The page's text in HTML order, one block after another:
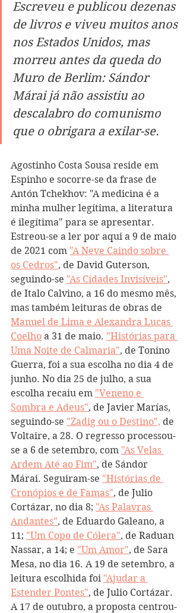
Escreveu e publicou dezenas
de livros e viveu muitos anos
nos Estados Unidos, mas
morreu antes da queda do
Muro de Berlim: Sándor
Márai já não assistiu ao
descalabro do comunismo
que o obrigara a exilar-se.
Agostinho Costa Sousa reside em
Espinho e socorre-se da frase de
Antón Tchekhov: "A medicina é a
minha mulher legítima, a literatura
é ilegítima" para se apresentar.
Estreou-se a ler por aqui a 9 de maio
de 2021 com "A Neve Caindo sobre
os Cedros", de David Guterson,
seguindo-se "As Cidades Invisíveis",
de Italo Calvino, a 16 do mesmo mês,
mas também leituras de obras de
Manuel de Lima e Alexandra Lucas
Coelho a 31 de maio. "Histórias para
Uma Noite de Calmaria", de Tonino
Guerra, foi a sua escolha no dia 4 de
junho. No dia 25 de julho, a sua
escolha recaiu em "Veneno e
Sombra e Adeus", de Javier Marías,
seguindo-se "Zadig ou o Destino", de
Voltaire, a 28. O regresso processou-
se a 6 de setembro, com "As Velas
Ardem Até ao Fim", de Sándor
Márai. Seguiram-se "Histórias de
Cronópios e de Famas", de Julio
Cortázar, no dia 8; "As Palavras
Andantes", de Eduardo Galeano, a
11; "Um Copo de Cólera", de Raduan
Nassar, a 14; e "Um Amor", de Sara
Mesa, no dia 16. A 19 de setembro, a
leitura escolhida foi "Ajudar a
Estender Pontes", de Julio Cortázar.
A 17 de outubro, a proposta centrou-